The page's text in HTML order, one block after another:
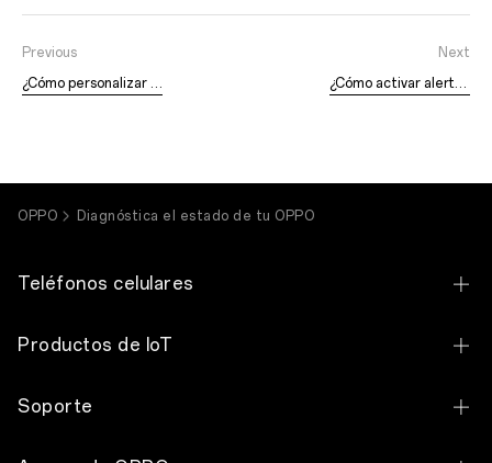
Previous
¿Cómo personalizar el Aro de Luz?
Next
¿Cómo activar alertas de dispositivos desconocidos?
OPPO Diagnóstica el estado de tu OPPO
Teléfonos celulares
OPPO Find N6
OPPO Find X9 Ultra
Productos de IoT
OPPO Pad SE
Soporte
Contacto